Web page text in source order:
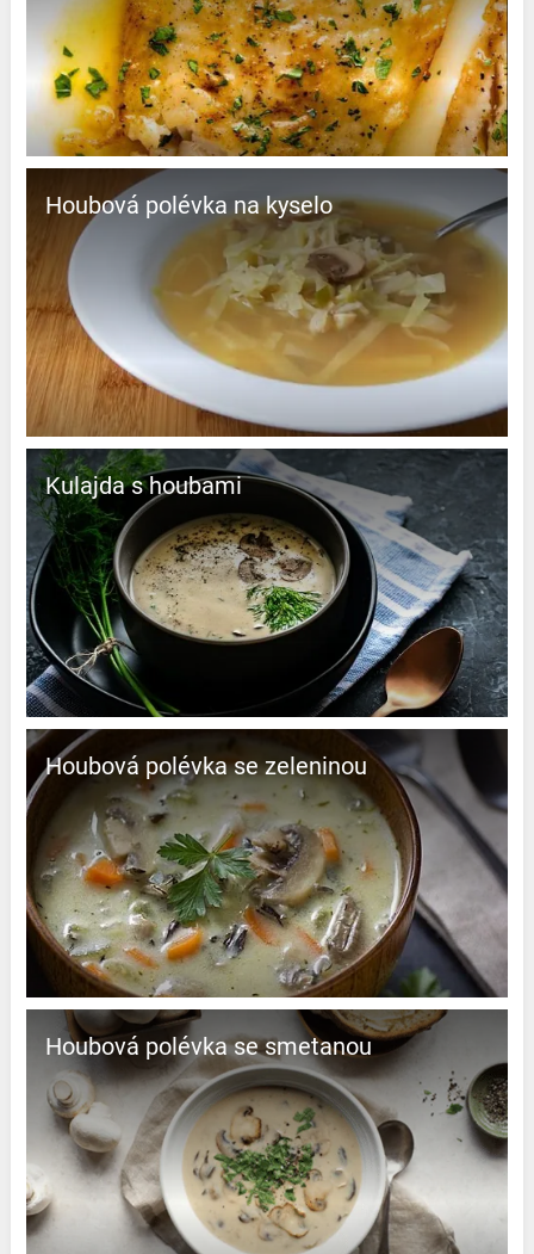
Houbová polévka na kyselo
Kulajda s houbami
Houbová polévka se zeleninou
Houbová polévka se smetanou